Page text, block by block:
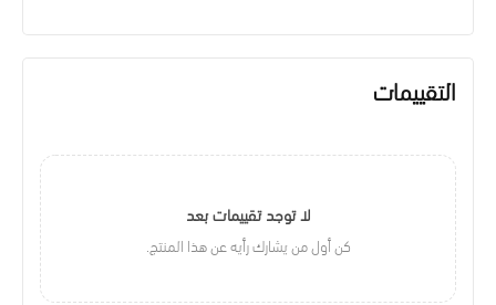
التقييمات
لا توجد تقييمات بعد
كن أول من يشارك رأيه عن هذا المنتج.